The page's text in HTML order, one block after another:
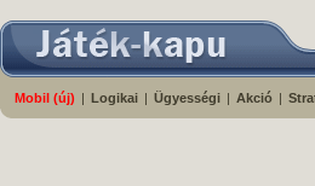
Mobil (új) | Logikai | Ügyességi | Akció |